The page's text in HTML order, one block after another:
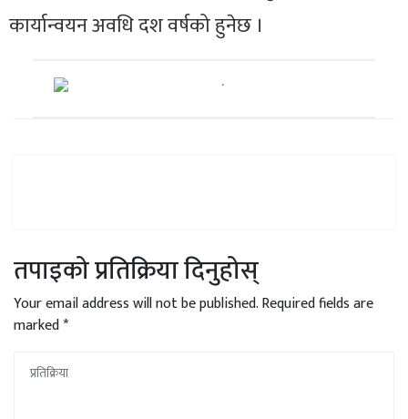
कार्यान्वयन अवधि दश वर्षको हुनेछ ।
तपाइको प्रतिक्रिया दिनुहोस्
Your email address will not be published.Required fields are
marked*